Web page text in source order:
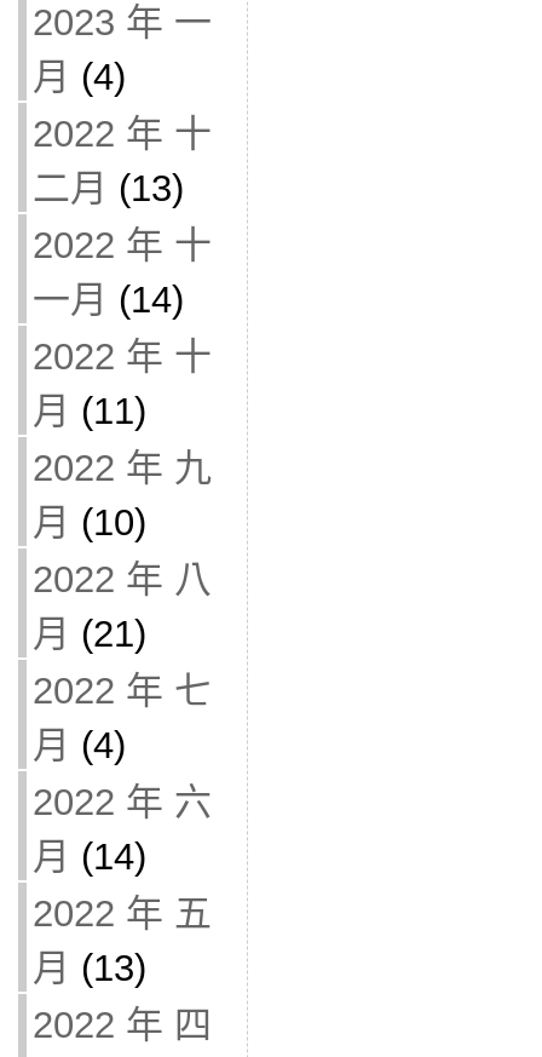
2023 年 一
月 (4)
2022 年 十
二月 (13)
2022 年 十
一月 (14)
2022 年 十
月 (11)
2022 年 九
月 (10)
2022 年 八
月 (21)
2022 年 七
月 (4)
2022 年 六
月 (14)
2022 年 五
月 (13)
2022 年 四